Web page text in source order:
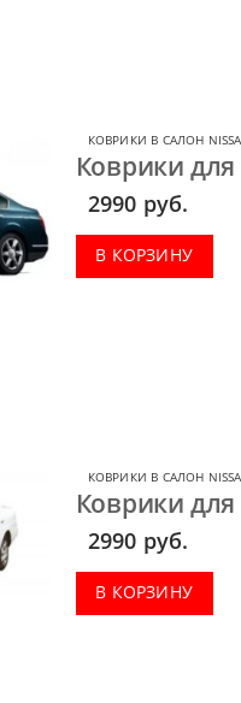
КОВРИКИ В САЛОН
Коврики для
2990 руб.
В КОРЗИНУ
КОВРИКИ В САЛОН
Коврики для
2990 руб.
В КОРЗИНУ